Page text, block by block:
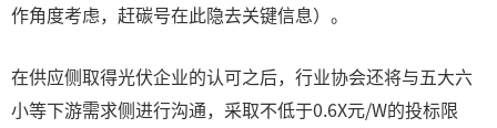
作角度考虑，赶碳号在此隐去关键信息）。
在供应侧取得光伏企业的认可之后，行业协会还将与五大六
小等下游需求侧进行沟通，采取不低于0.6X元/W的投标限